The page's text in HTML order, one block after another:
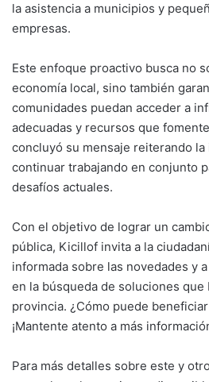
la asistencia a municipios y
empresas.
Este enfoque proactivo busca no
economía local, sino también
comunidades puedan acceder a
adecuadas y recursos que
concluyó su mensaje reiterando
continuar trabajando en conjunto
desafíos actuales.
Con el objetivo de lograr un
pública, Kicillof invita a la
informada sobre las novedades y
en la búsqueda de soluciones que
provincia. ¿Cómo puede
¡Mantente atento a más
Para más detalles sobre este y